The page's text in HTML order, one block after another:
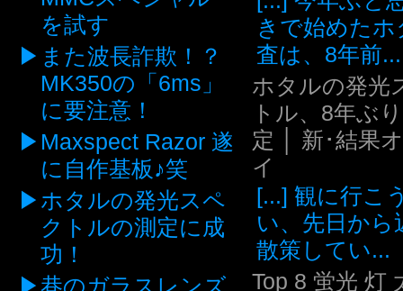
を試す
また波長詐欺！？
MK350の「6ms」
に要注意！
Maxspect Razor 遂
に自作基板♪笑
ホタルの発光スペ
クトルの測定に成
功！
巷のガラスレンズ
きで始めたホ
査は、8年前...
ホタルの発光
トル、8年ぶ
定 │ 新･結果
イ
[...] 観に行こ
い、先日から
散策してい...
Top 8 蛍光 灯